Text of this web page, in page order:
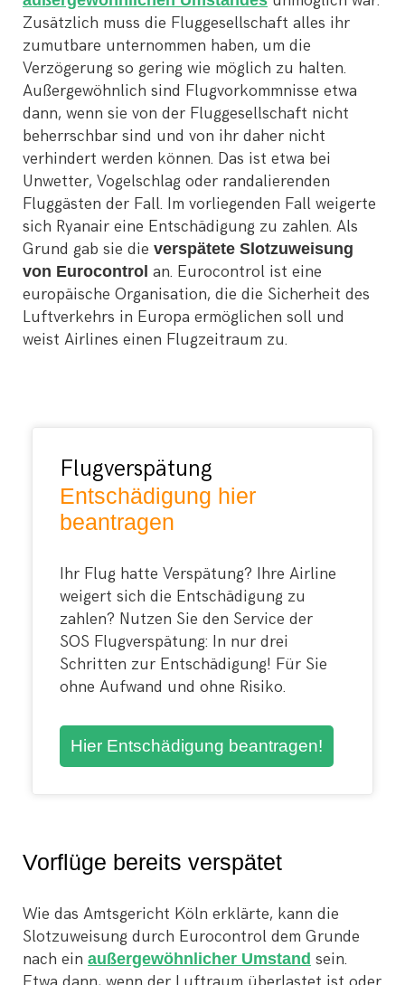
Zusätzlich muss die Fluggesellschaft alles ihr
zumutbare unternommen haben, um die
Verzögerung so gering wie möglich zu halten.
Außergewöhnlich sind Flugvorkommnisse etwa
dann, wenn sie von der Fluggesellschaft nicht
beherrschbar sind und von ihr daher nicht
verhindert werden können. Das ist etwa bei
Unwetter, Vogelschlag oder randalierenden
Fluggästen der Fall. Im vorliegenden Fall weigerte
sich Ryanair eine Entschädigung zu zahlen. Als
Grund gab sie die verspätete Slotzuweisung
von Eurocontrol an. Eurocontrol ist eine
europäische Organisation, die die Sicherheit des
Luftverkehrs in Europa ermöglichen soll und
weist Airlines einen Flugzeitraum zu.
Flugverspätung
Entschädigung hier
beantragen
Ihr Flug hatte Verspätung? Ihre Airline
weigert sich die Entschädigung zu
zahlen? Nutzen Sie den Service der
SOS Flugverspätung: In nur drei
Schritten zur Entschädigung! Für Sie
ohne Aufwand und ohne Risiko.
Hier Entschädigung beantragen!
Vorflüge bereits verspätet
Wie das Amtsgericht Köln erklärte, kann die
Slotzuweisung durch Eurocontrol dem Grunde
nach ein außergewöhnlicher Umstand sein.